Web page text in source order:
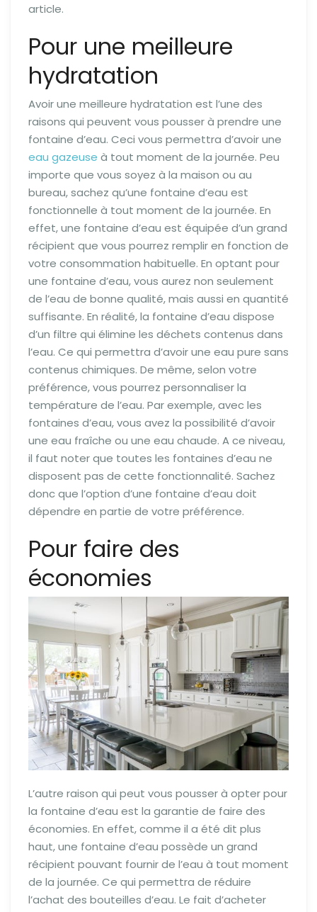
article.
Pour une meilleure
hydratation
Avoir une meilleure hydratation est l’une des
raisons qui peuvent vous pousser à prendre une
fontaine d’eau. Ceci vous permettra d’avoir une
eau gazeuse à tout moment de la journée. Peu
importe que vous soyez à la maison ou au
bureau, sachez qu’une fontaine d’eau est
fonctionnelle à tout moment de la journée. En
effet, une fontaine d’eau est équipée d’un grand
récipient que vous pourrez remplir en fonction de
votre consommation habituelle. En optant pour
une fontaine d’eau, vous aurez non seulement
de l’eau de bonne qualité, mais aussi en quantité
suffisante. En réalité, la fontaine d’eau dispose
d’un filtre qui élimine les déchets contenus dans
l’eau. Ce qui permettra d’avoir une eau pure sans
contenus chimiques. De même, selon votre
préférence, vous pourrez personnaliser la
température de l’eau. Par exemple, avec les
fontaines d’eau, vous avez la possibilité d’avoir
une eau fraîche ou une eau chaude. A ce niveau,
il faut noter que toutes les fontaines d’eau ne
disposent pas de cette fonctionnalité. Sachez
donc que l’option d’une fontaine d’eau doit
dépendre en partie de votre préférence.
Pour faire des
économies
L’autre raison qui peut vous pousser à opter pour
la fontaine d’eau est la garantie de faire des
économies. En effet, comme il a été dit plus
haut, une fontaine d’eau possède un grand
récipient pouvant fournir de l’eau à tout moment
de la journée. Ce qui permettra de réduire
l’achat des bouteilles d’eau. Le fait d’acheter